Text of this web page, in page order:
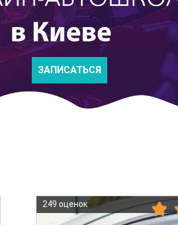
ЗАПИСАТЬСЯ
249 оценок